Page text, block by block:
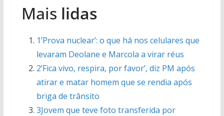
Mais lidas
1’Prova nuclear’: o que há nos celulares que
levaram Deolane e Marcola a virar réus
2’Fica vivo, respira, por favor’, diz PM após
atirar e matar homem que se rendia após
briga de trânsito
3Jovem que teve foto transferida por